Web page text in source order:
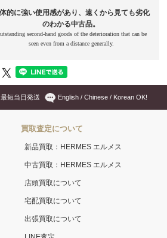
最短当日発送 English / Chinese / Korean OK!
買取査定について
新品買取：HERMES エルメス
中古買取：HERMES エルメス
店頭買取について
宅配買取について
出張買取について